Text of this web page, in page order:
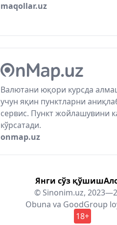
maqollar.uz
Валютани юқори курсда
учун яқин пунктларни
сервис. Пункт жойлашувини
кўрсатади.
onmap.uz
Янги сўз қўшиш
© Sinonim.uz,
Obuna va GoodGroup
18+